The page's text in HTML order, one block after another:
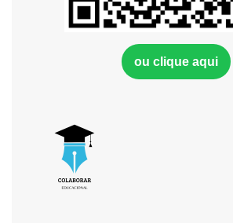
ou clique aqui